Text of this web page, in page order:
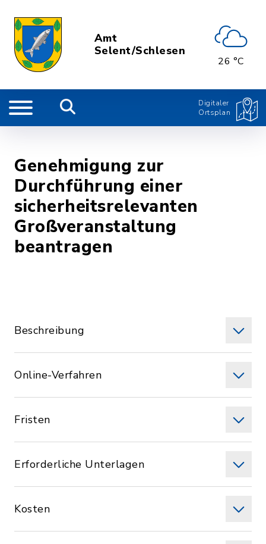
Amt
Selent/Schlesen
26 °C
Digitaler
Ortsplan
Genehmigung zur
Durchführung einer
sicherheitsrelevanten
Großveranstaltung
beantragen
Beschreibung
Online-Verfahren
Fristen
Erforderliche Unterlagen
Kosten